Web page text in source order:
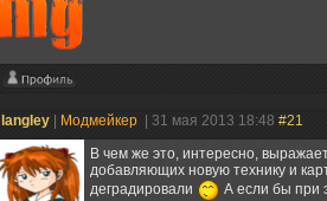
langley Модмейкер | 31 мая 2013 18:48 #21
В чем же это, интересно,
добавляющих новую технику и
деградировали
А если бы при